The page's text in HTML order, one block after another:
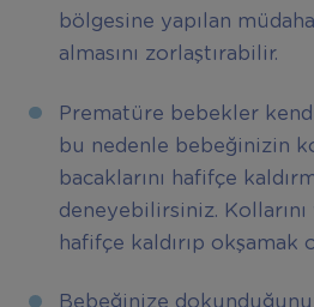
bölgesine yapılan
almasını zorlaştırabilir.
Prematüre bebekler
bu nedenle bebeğinizin
bacaklarını hafifçe
deneyebilirsiniz. Kollarını
hafifçe kaldırıp okşamak
Bebeğinize